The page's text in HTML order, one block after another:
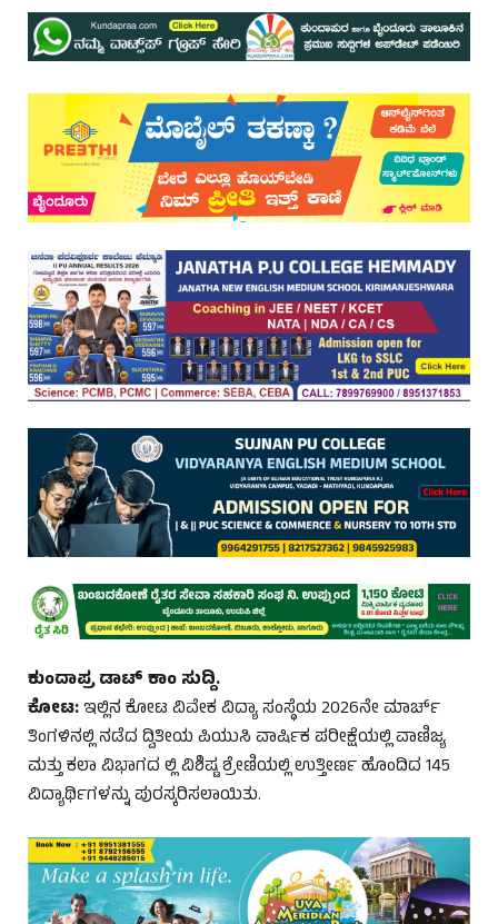
ಕುಂದಾಪ್ರ ಡಾಟ್‌ ಕಾಂ ಸುದ್ದಿ.
ಕೋಟ:ಇಲ್ಲಿನ ಕೋಟ ವಿವೇಕ ವಿದ್ಯಾ ಸಂಸ್ಥೆಯ 2026ನೇ ಮಾರ್ಚ್
ತಿಂಗಳಿನಲ್ಲಿ ನಡೆದ ದ್ವಿತೀಯ ಪಿಯುಸಿ ವಾರ್ಷಿಕ ಪರೀಕ್ಷೆಯಲ್ಲಿ ವಾಣಿಜ್ಯ
ಮತ್ತು ಕಲಾ ವಿಭಾಗದ ಲ್ಲಿ ವಿಶಿಷ್ಟ ಶ್ರೇಣಿಯಲ್ಲಿ ಉತ್ತೀರ್ಣ ಹೊಂದಿದ 145
ವಿದ್ಯಾರ್ಥಿಗಳನ್ನು ಪುರಸ್ಕರಿಸಲಾಯಿತು.